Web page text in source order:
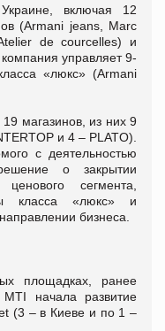
включая 12
(Armani jeans, Marc
de courcelles) и
управляет 9-
«люкс» (Armani
магазинов, из них 9
и 4 – PLATO).
с деятельностью
о закрытии
сегмента,
класса «люкс» и
бизнеса.
площадках, ранее
начала развитие
(3 – в Киеве и по 1 –